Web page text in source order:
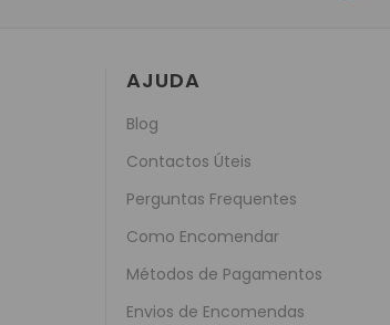
AJUDA
Blog
Contactos Úteis
Perguntas Frequentes
Como Encomendar
Métodos de Pagamentos
Envios de Encomendas